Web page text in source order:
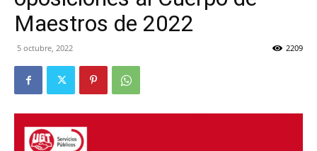
Maestros de 2022
5 octubre, 2022 2209